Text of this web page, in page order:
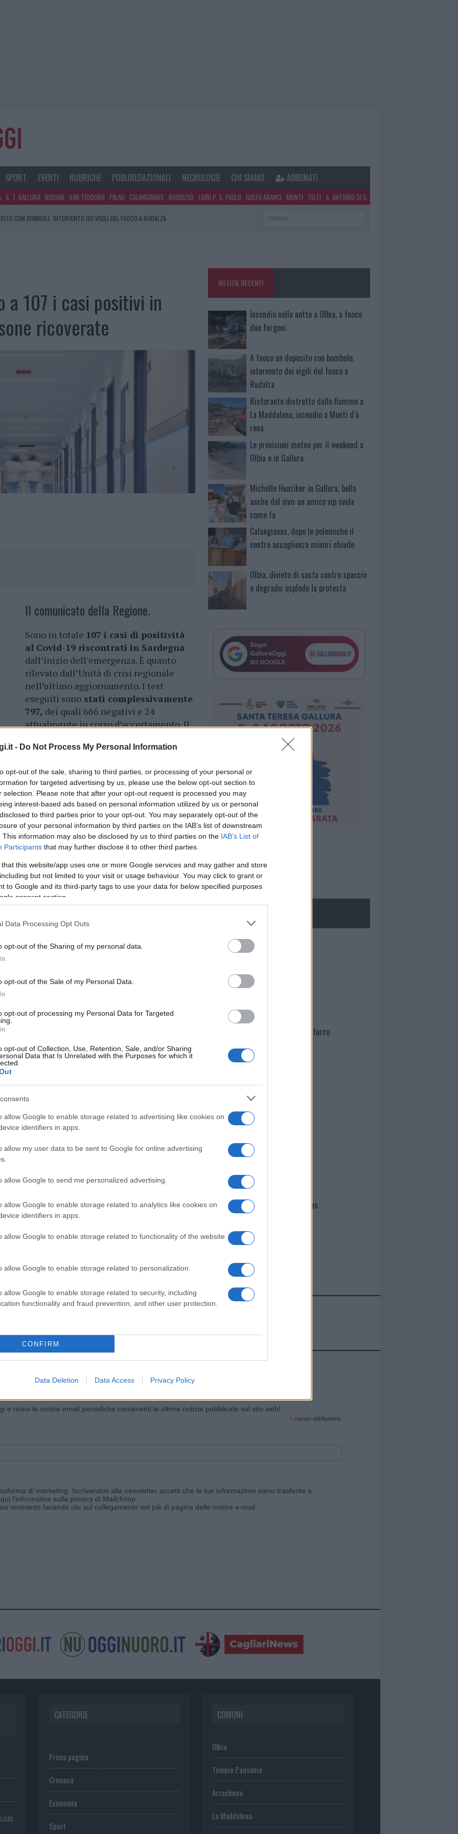
- Do Not Process My Personal Information
opt-out of the sale, sharing to third parties, or processing of your personal or
for targeted advertising by us, please use the below opt-out section to
selection. Please note that after your opt-out request is processed you may
interest-based ads based on personal information utilized by us or personal
to third parties prior to your opt-out. You may separately opt-out of the
of your personal information by third parties on the IAB’s list of downstream
This information may also be disclosed by us to third parties on the IAB’s List of
Participants that may further disclose it to other third parties.
that this website/app uses one or more Google services and may gather and store
but not limited to your visit or usage behaviour. You may click to grant or
to Google and its third-party tags to use your data for below specified purposes
consent section.
Data Processing Opt Outs
opt-out of the Sharing of my personal data.
opt-out of the Sale of my Personal Data.
opt-out of processing my Personal Data for Targeted
opt-out of Collection, Use, Retention, Sale, and/or Sharing
Data that Is Unrelated with the Purposes for which it
allow Google to enable storage related to advertising like cookies on
identifiers in apps.
allow my user data to be sent to Google for online advertising
allow Google to send me personalized advertising.
allow Google to enable storage related to analytics like cookies on
identifiers in apps.
allow Google to enable storage related to functionality of the website
allow Google to enable storage related to personalization.
allow Google to enable storage related to security, including
functionality and fraud prevention, and other user protection.
CONFIRM
Data Deletion Data Access Privacy Policy
SPORT EVENTI RUBRICHE PUBLIREDAZIONALI NECROLOGIE CHI SIAMO ABBONATI
S. T. GALLURA BUDONI SAN TEODORO PALAU CALANGIANUS BUDDUSÒ LOIRI P. S. PAOLO GOLFO ARANCI MONTI TELTI S. ANTONIO DI G.
CON BOMBOLE, INTERVENTO DEI VIGILI DEL FUOCO A RUDALZA
a 107 i casi positivi in
ricoverate
Il comunicato della Regione.
Sono in totale 107 i casi di positività
al Covid-19 riscontrati in Sardegna
dall’inizio dell’emergenza. È quanto
rilevato dall’Unità di crisi regionale
nell’ultimo aggiornamento. I test
eseguiti sono stati complessivamente
797, dei quali 666 negativi e 24
attualmente in corso d’accertamento. Il
vittime che si sono registrate nell’Isola.
di Cagliari con 24 casi accertati
19 a Nuoro e57 a Sassari.
cliccandoqui
nella sezioneLogindal menù del sito o
Coronavirus Sardegna
i tuoi video e le tue foto
+39 345 356 7512
di GalluraOggi.it
news da
NOTIZIE RECENTI
Incendio nella notte a Olbia, a fuoco
due furgoni
A fuoco un deposito con bombole,
intervento dei vigili del fuoco a
Rudalza
Ristorante distrutto dalle fiamme a
La Maddalena, incendio a Monti d’à
rena
Le previsioni meteo per il weekend a
Olbia e in Gallura
Michelle Hunziker in Gallura, bella
anche dal vivo: un amico vip svela
come fa
Calangianus, dopo le polemiche il
centro accoglienza minori chiude
Olbia, divieto di sosta contro spaccio
e degrado: esplode la protesta
Mario Malu
Paolo Pinna
Martina Agostina Diturco
I nostri cari
Giovannimaria Cabras
e ricevi le nostre email periodiche contenenti le ultime notizie pubblicate sul sito web!
* campo obbligatorio
di marketing. Iscrivendoti alla newsletter accetti che le tue informazioni siano trasferite a
l'informativa sulla privacy di Mailchimp
momento facendo clic sul collegamento nel piè di pagina delle nostre e-mail.
CATEGORIE
Prima pagina
Cronaca
Economia
Sport
COMUNI
Olbia
Tempio Pausania
Arzachena
La Maddalena